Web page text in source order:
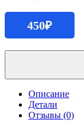
450₽
Количество
Брошюра
современной
архитектуре
Описание
Детали
Отзывы (0)